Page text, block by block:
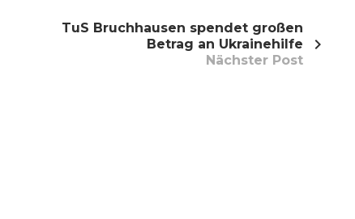
TuS Bruchhausen spendet großen
Betrag an Ukrainehilfe
Nächster Post